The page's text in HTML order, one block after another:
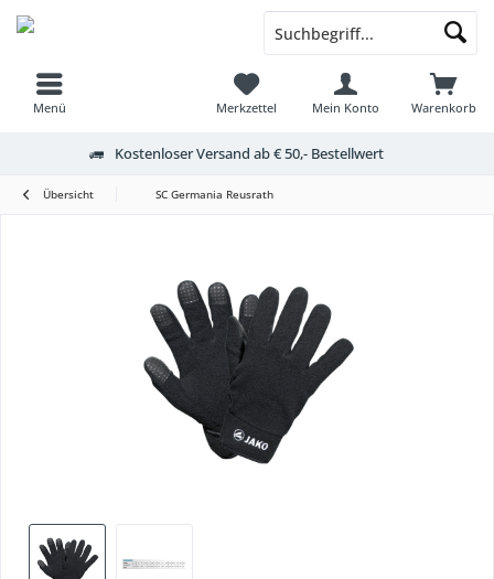
Menü Warenkorb
Merkzettel Mein Konto
Kostenloser Versand ab € 50,- Bestellwert
Übersicht SC Germania Reusrath